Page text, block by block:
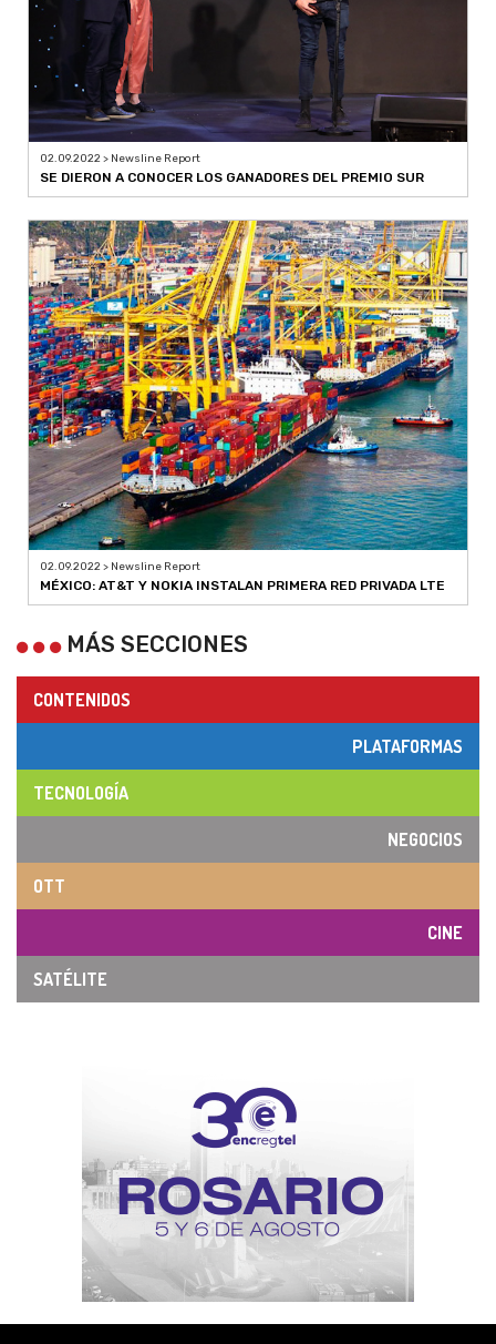
02.09.2022 > Newsline Report
SE DIERON A CONOCER LOS GANADORES DEL PREMIO SUR
02.09.2022 > Newsline Report
MÉXICO: AT&T Y NOKIA INSTALAN PRIMERA RED PRIVADA LTE
MÁS SECCIONES
CONTENIDOS
PLATAFORMAS
TECNOLOGÍA
NEGOCIOS
OTT
CINE
SATÉLITE